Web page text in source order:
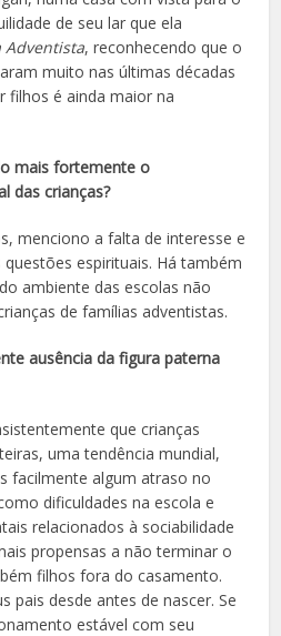
de seu lar que ela
Adventista, reconhecendo que o
muito nas últimas décadas
filhos é ainda maior na
mais fortemente o
das crianças?
menciono a falta de interesse e
espirituais. Há também
ambiente das escolas não
de famílias adventistas.
ausência da figura paterna
que crianças
uma tendência mundial,
facilmente algum atraso no
dificuldades na escola e
relacionados à sociabilidade
propensas a não terminar o
filhos fora do casamento.
pais desde antes de nascer. Se
estável com seu